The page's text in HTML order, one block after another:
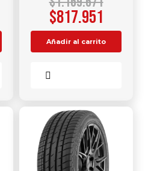
$817.951
Añadir al carrito